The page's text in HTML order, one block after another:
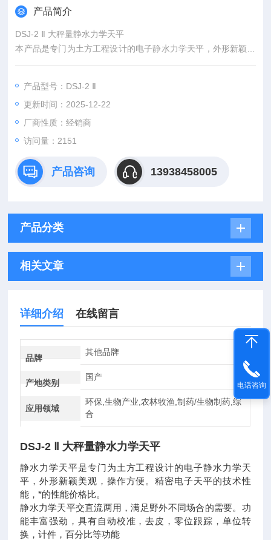
产品简介
DSJ-2 Ⅱ 大秤量静水力学天平
本产品是专门为土方工程设计的电子静水力学天平，外形新颖美
观，操作方便。精密电子天平的技术性能，*的性能价格比。
产品型号：DSJ-2 Ⅱ
更新时间：2025-12-22
厂商性质：经销商
访问量：2151
产品咨询 13938458005
产品分类
相关文章
详细介绍 在线留言
品牌
其他品牌
产地类别
国产
应用领域
环保,生物产业,农林牧渔,制药/生物制药,综
合
DSJ-2 Ⅱ 大秤量静水力学天平
静水力学天平是专门为土方工程设计的电子静水力学天
平，外形新颖美观，操作方便。精密电子天平的技术性
能，*的性能价格比。
静水力学天平交直流两用，满足野外不同场合的需要。功
能丰富强劲，具有自动校准，去皮，零位跟踪，单位转
换，计件，百分比等功能
电话咨询